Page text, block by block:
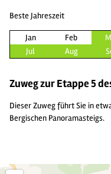
Beste Jahreszeit
Jan Feb
Jul
Aug
Zuweg zur Etappe 5
Dieser Zuweg führt Sie in
Bergischen Panoramasteigs.